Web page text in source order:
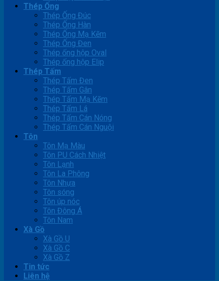
Thép Ống
Thép Ống Đúc
Thép Ống Hàn
Thép Ống Mạ Kẽm
Thép Ống Đen
Thép ống hộp Oval
Thép ống hộp Elip
Thép Tấm
Thép Tấm Đen
Thép Tấm Gân
Thép Tấm Mạ Kẽm
Thép Tấm Lá
Thép Tấm Cán Nóng
Thép Tấm Cán Nguội
Tôn
Tôn Mạ Màu
Tôn PU Cách Nhiệt
Tôn Lạnh
Tôn La Phông
Tôn Nhựa
Tôn sóng
Tôn úp nóc
Tôn Đông Á
Tôn Nam
Xà Gồ
Xà Gồ U
Xà Gồ C
Xà Gồ Z
Tin tức
Liên hệ